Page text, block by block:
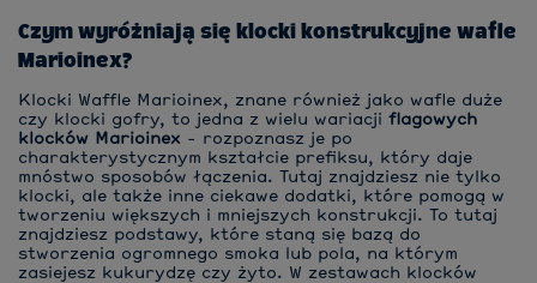
Czym wyróżniają się klocki konstrukcyjne wafle
Marioinex?
Klocki Waffle Marioinex, znane również jako wafle duże
czy klocki gofry, to jedna z wielu wariacji flagowych
klocków Marioinex - rozpoznasz je po
charakterystycznym kształcie prefiksu, który daje
mnóstwo sposobów łączenia. Tutaj znajdziesz nie tylko
klocki, ale także inne ciekawe dodatki, które pomogą w
tworzeniu większych i mniejszych konstrukcji. To tutaj
znajdziesz podstawy, które staną się bazą do
stworzenia ogromnego smoka lub pola, na którym
zasiejesz kukurydzę czy żyto. W zestawach klocków